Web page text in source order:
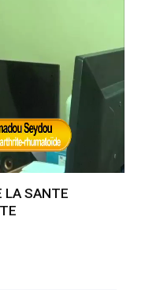
LA SANTE